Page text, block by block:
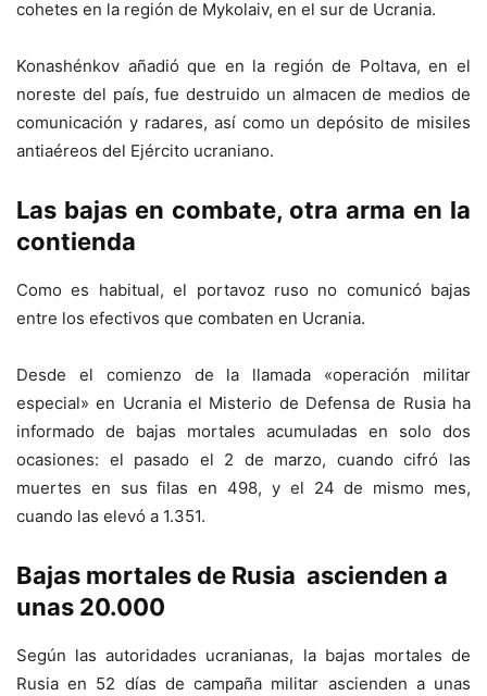
cohetes en la región de Mykolaiv, en el sur de Ucrania.
Konashénkov añadió que en la región de Poltava, en el
noreste del país, fue destruido un almacen de medios de
comunicación y radares, así como un depósito de misiles
antiaéreos del Ejército ucraniano.
Las bajas en combate, otra arma en la
contienda
Como es habitual, el portavoz ruso no comunicó bajas
entre los efectivos que combaten en Ucrania.
Desde el comienzo de la llamada «operación militar
especial» en Ucrania el Misterio de Defensa de Rusia ha
informado de bajas mortales acumuladas en solo dos
ocasiones: el pasado el 2 de marzo, cuando cifró las
muertes en sus filas en 498, y el 24 de mismo mes,
cuando las elevó a 1.351.
Bajas mortales de Rusia ascienden a
unas 20.000
Según las autoridades ucranianas, la bajas mortales de
Rusia en 52 días de campaña militar ascienden a unas